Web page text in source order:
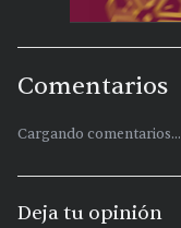
Comentarios
Cargando comentarios...
Deja tu opinión